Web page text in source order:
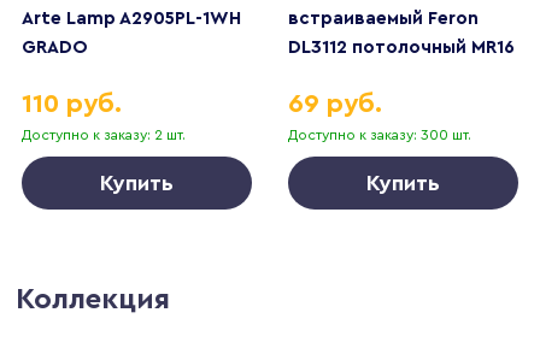
Arte Lamp A2905PL-1WH
GRADO
Доступно к заказу: 2 шт.
110 руб.
Купить
встраиваемый Feron
DL3112 потолочный MR16
51407
Доступно к заказу: 300 шт.
69 руб.
Купить
Коллекция